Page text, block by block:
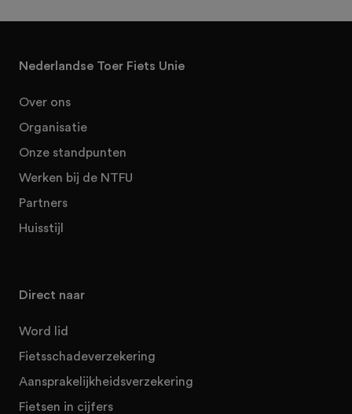
Nederlandse Toer Fiets Unie
Over ons
Organisatie
Onze standpunten
Werken bij de NTFU
Partners
Huisstijl
Direct naar
Word lid
Fietsschadeverzekering
Aansprakelijkheidsverzekering
Fietsen in cijfers